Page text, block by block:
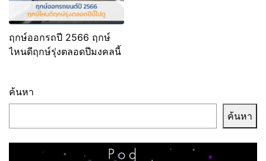
ฤกษ์ออกรถปี 2566 ฤกษ์
ไหนดีฤกษ์รุ่งตลอดปีมงคลนี้
ค้นหา
ค้นหา